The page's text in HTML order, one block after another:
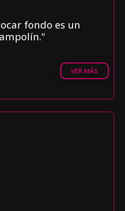
fondo es un
VER MÁS